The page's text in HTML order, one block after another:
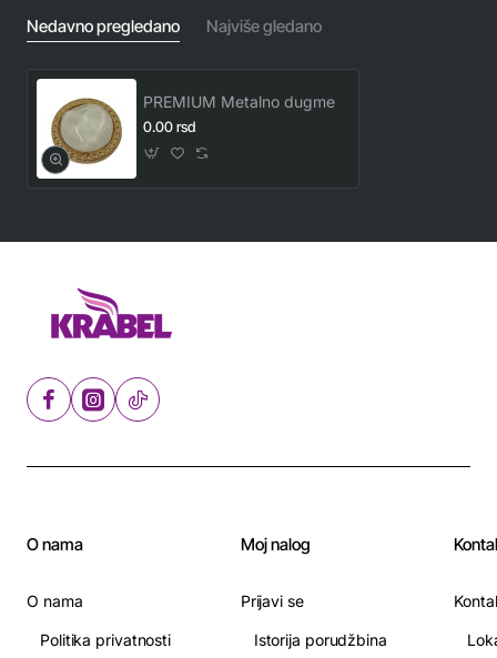
Nedavno pregledano Najviše gledano
PREMIUM Metalno dugme
0.00 rsd
O nama
O nama
Politika privatnosti
Moj nalog
Prijavi se
Istorija porudžbina